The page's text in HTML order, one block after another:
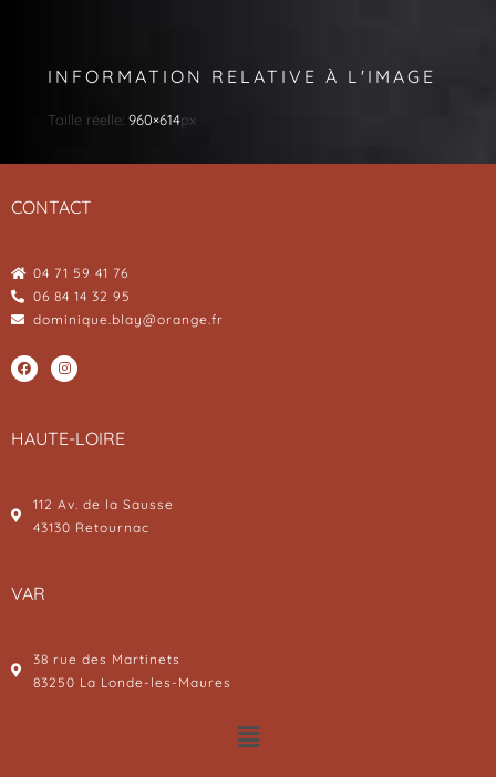
INFORMATION RELATIVE À L'IMAGE
Taille réelle: 960×614px
CONTACT
04 71 59 41 76
06 84 14 32 95
dominique.blay@orange.fr
HAUTE-LOIRE
112 Av. de la Sausse
43130 Retournac
VAR
38 rue des Martinets
83250 La Londe-les-Maures